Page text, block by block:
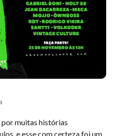
muitas histórias
e esse com certeza foi um